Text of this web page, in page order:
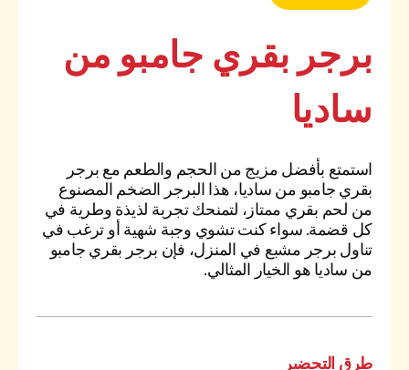
برجر بقري جامبو من
ساديا
استمتع بأفضل مزيج من الحجم والطعم مع برجر
بقري جامبو من ساديا، هذا البرجر الضخم المصنوع
من لحم بقري ممتاز، لتمنحك تجربة لذيذة وطرية في
كل قضمة. سواء كنت تشوي وجبة شهية أو ترغب في
تناول برجر مشبع في المنزل، فإن برجر بقري جامبو
من ساديا هو الخيار المثالي.
طرق التحضير